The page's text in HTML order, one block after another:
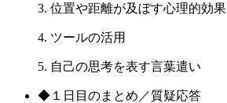
3. 位置や距離が及ぼす心理的効果
4. ツールの活用
5. 自己の思考を表す言葉遣い
◆１日目のまとめ／質疑応答